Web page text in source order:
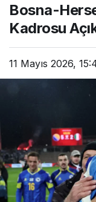
Bosna-
Kadrosu
11 Mayıs 2026,